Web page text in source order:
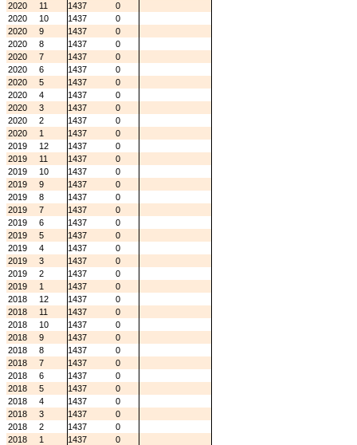
2020
11 1437
0
2020
10 1437
0
2020
9 1437
0
2020
8 1437
0
2020
7 1437
0
2020
6 1437
0
2020
5 1437
0
2020
4 1437
0
2020
3 1437
0
2020
2 1437
0
2020
1 1437
0
2019
12 1437
0
2019
11 1437
0
2019
10 1437
0
2019
9 1437
0
2019
8 1437
0
2019
7 1437
0
2019
6 1437
0
2019
5 1437
0
2019
4 1437
0
2019
3 1437
0
2019
2 1437
0
2019
1 1437
0
2018
12 1437
0
2018
11 1437
0
2018
10 1437
0
2018
9 1437
0
2018
8 1437
0
2018
7 1437
0
2018
6 1437
0
2018
5 1437
0
2018
4 1437
0
2018
3 1437
0
2018
2 1437
0
2018
1 1437
0